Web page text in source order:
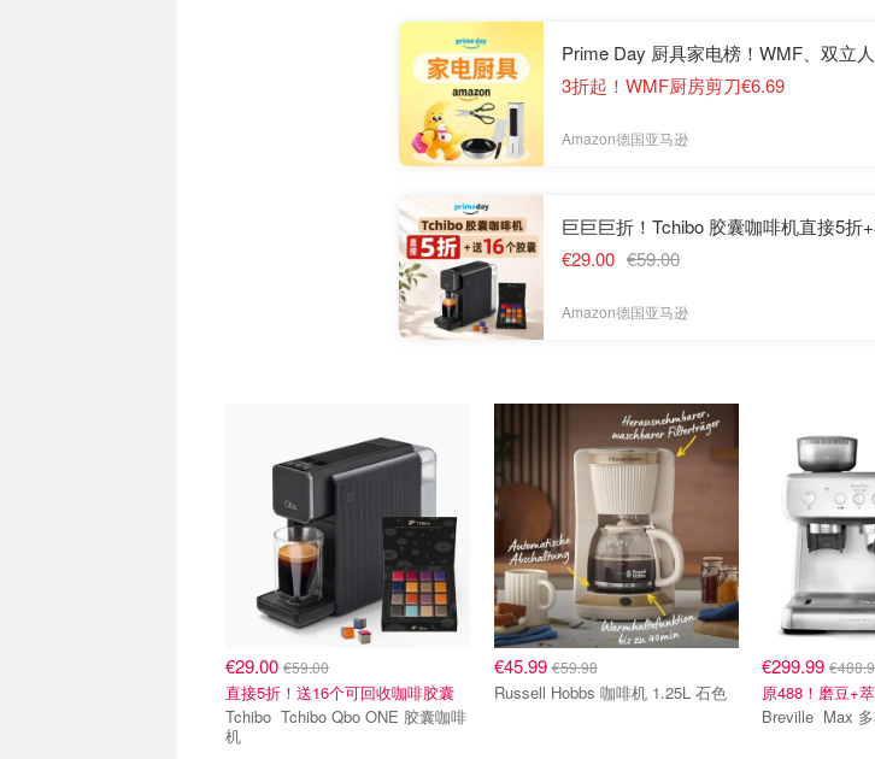
Prime Day 厨具家电榜！WMF、双立
3折起！WMF厨房剪刀€6.69
Amazon德国亚马逊
巨巨巨折！Tchibo 胶囊咖啡机直接5折
€29.00 €59.00
Amazon德国亚马逊
€29.00 €59.00
直接5折！送16个可回收咖啡胶囊
Tchibo Tchibo Qbo ONE 胶囊咖啡
机
€45.99€59.98
Russell Hobbs 咖啡机 1.25L 石色
€299.99
原488！磨豆+
Breville